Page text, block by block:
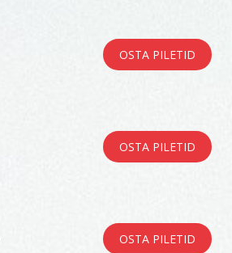
OSTA PILETID
OSTA PILETID
OSTA PILETID